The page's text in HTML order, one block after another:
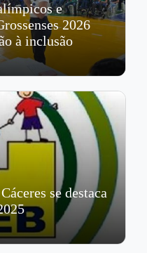
e
2026
à inclusão
se destaca